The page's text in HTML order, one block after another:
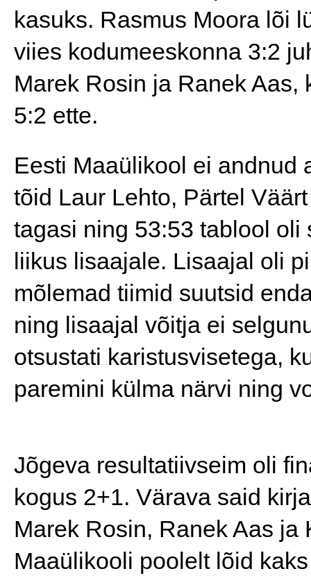
kasuks. Rasmus Moora lõi
viies kodumeeskonna 3:2
Marek Rosin ja Ranek
5:2 ette.
Eesti Maaülikool ei andnud
tõid Laur Lehto, Pärtel
tagasi ning 53:53 tablool
liikus lisaajale. Lisaajal oli
mõlemad tiimid suutsid
ning lisaajal võitja ei
otsustati karistusvisetega,
paremini külma närvi ning
Jõgeva resultatiivseim oli
kogus 2+1. Värava said
Marek Rosin, Ranek Aas ja
Maaülikooli poolelt lõid